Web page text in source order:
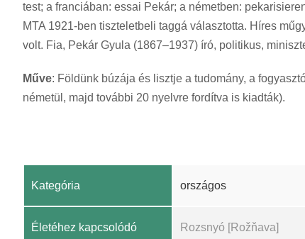
test; a franciában: essai Pekár; a németben:
MTA 1921-ben tiszteletbeli taggá választotta. Híres
volt. Fia, Pekár Gyula (1867–1937) író, politikus,
Műve: Földünk búzája és lisztje a tudomány, a
németül, majd további 20 nyelvre fordítva is kiadták).
Kategória országos
Életéhez kapcsolódó
Rozsnyó [Rožňava]